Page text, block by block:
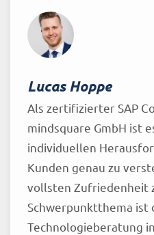
Lucas Hoppe
Als zertifizierter SAP
mindsquare GmbH ist
individuellen
Kunden genau zu
vollsten Zufriedenheit
Schwerpunktthema ist
Technologieberatung